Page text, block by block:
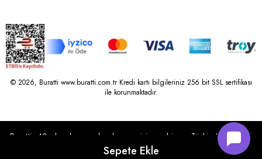
© 2026, Buratti www.buratti.com.tr Kredi kartı bilgileriniz 256 bit SSL sertifikası
ile korunmaktadır.
Buratti, 40 yılı aşkın perakende geçmişine sahip ve Türkiye’nin çeşitli
illerinde 22 şubesi bulunan Çetin Family Mağazacılık tarafından
kurulmuştur.